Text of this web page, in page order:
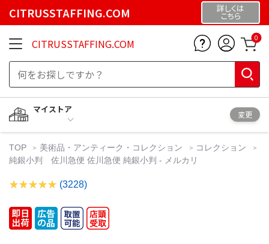
CITRUSSTAFFING.COM 詳しくは
こちら
CITRUSSTAFFING.COM 0
マイストア
変更
TOP 美術品・アンティーク・コレクション
コレクション
純銀小判 佐川急便 佐川急便 純銀小判 - メルカリ
(3228)